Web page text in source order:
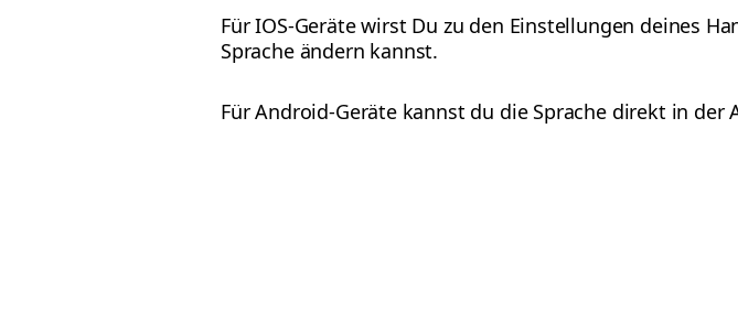
Für IOS-Geräte wirst Du zu den Einstellungen deines
Sprache ändern kannst.
Für Android-Geräte kannst du die Sprache direkt in der